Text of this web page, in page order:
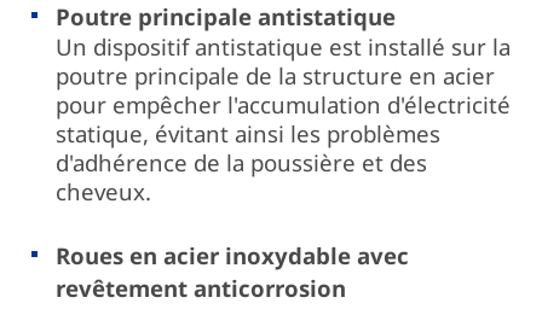
Poutre principale antistatique
Un dispositif antistatique est installé sur la
poutre principale de la structure en acier
pour empêcher l'accumulation d'électricité
statique, évitant ainsi les problèmes
d'adhérence de la poussière et des
cheveux.
Roues en acier inoxydable avec
revêtement anticorrosion